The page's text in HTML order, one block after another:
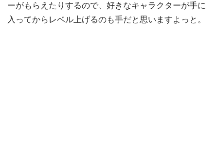
ーがもらえたりするので、好きなキャラクターが手に
入ってからレベル上げるのも手だと思いますよっと。